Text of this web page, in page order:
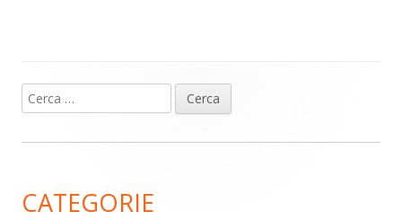
Barra
laterale
Ricerca
per:
CATEGORIE